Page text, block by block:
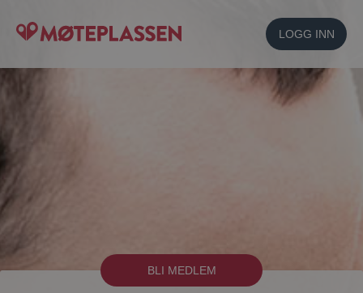
LOGG INN
BLI MEDLEM